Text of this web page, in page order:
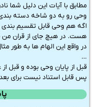
مطابق با آيات اين دليل شما
وحی رو به دو شاخه دسته
اگه هم وحی قابل تقسيم
هست. در هيچ جای از قران من
در واقع اين الهام ها به طور
…
قبل از پايان وحی بوده و
پس قابل استناد نيست برای